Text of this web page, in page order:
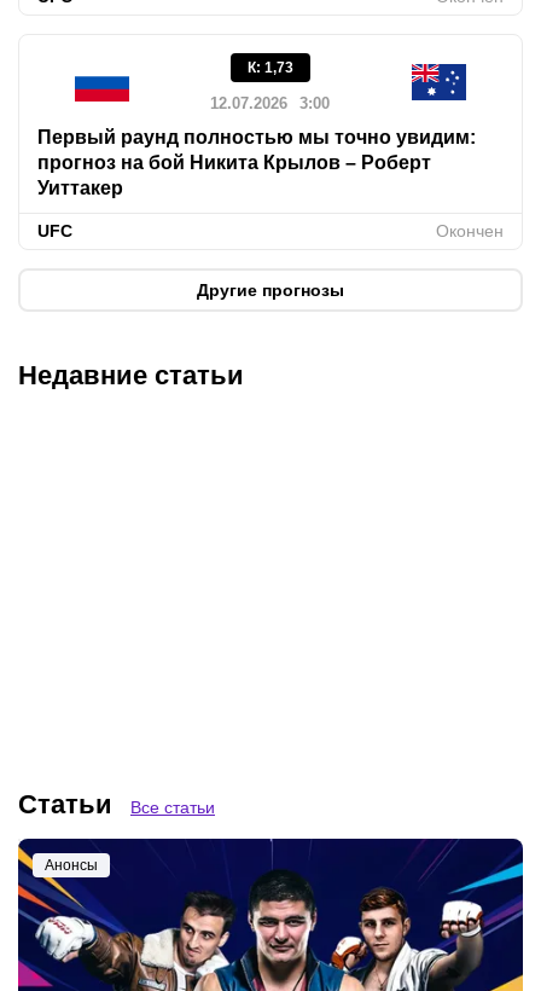
К: 1,73
12.07.2026 3:00
Первый раунд полностью мы точно увидим:
прогноз на бой Никита Крылов – Роберт
Уиттакер
UFC Окончен
Другие прогнозы
Недавние статьи
Статьи Все статьи
Анонсы